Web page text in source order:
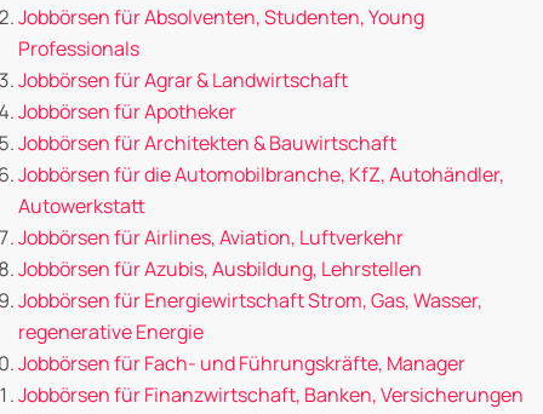
Jobbörsen für Absolventen, Studenten, Young
Professionals
Jobbörsen für Agrar & Landwirtschaft
Jobbörsen für Apotheker
Jobbörsen für Architekten & Bauwirtschaft
Jobbörsen für die Automobilbranche, KfZ, Autohändler,
Autowerkstatt
Jobbörsen für Airlines, Aviation, Luftverkehr
Jobbörsen für Azubis, Ausbildung, Lehrstellen
Jobbörsen für Energiewirtschaft Strom, Gas, Wasser,
regenerative Energie
Jobbörsen für Fach- und Führungskräfte, Manager
Jobbörsen für Finanzwirtschaft, Banken, Versicherungen